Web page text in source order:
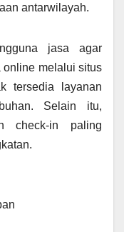
antarwilayah.
jasa agar
online melalui situs
tersedia layanan
Selain itu,
check-in paling